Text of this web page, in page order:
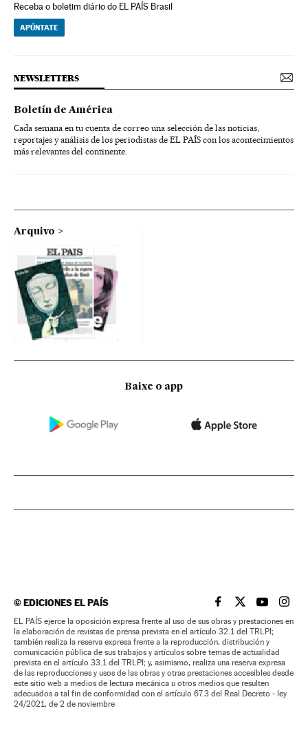
Receba o boletim diário do EL PAÍS Brasil
APÚNTATE
NEWSLETTERS
Boletín de América
Cada semana en tu cuenta de correo una selección de las noticias,
reportajes y análisis de los periodistas de EL PAÍS con los acontecimientos
más relevantes del continente.
Arquivo
Baixe o app
©EDICIONES EL PAÍS EL PAÍS BRASIL EN
EL PAÍSEL PAÍS
EL
EL PAÍS ejerce la oposición expresa frente al uso de sus obras y prestaciones en
la elaboración de revistas de prensa prevista en el artículo 32.1 del TRLPI;
también realiza la reserva expresa frente a la reproducción, distribución y
comunicación pública de sus trabajos y artículos sobre temas de actualidad
prevista en el artículo 33.1 del TRLPI; y, asimismo, realiza una reserva expresa
de las reproducciones y usos de las obras y otras prestaciones accesibles desde
este sitio web a medios de lectura mecánica u otros medios que resulten
adecuados a tal fin de conformidad con el artículo 67.3 del Real Decreto - ley
24/2021, de 2 de noviembre